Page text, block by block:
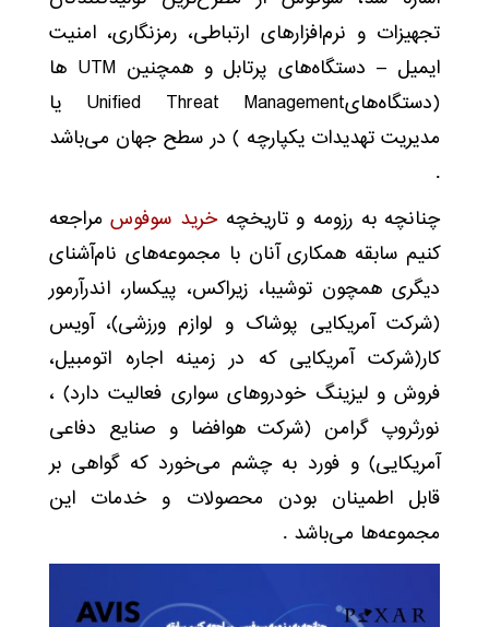
تجهیزات و نرم‌افزارهای ارتباطی، رمزنگاری، امنیت
ایمیل – دستگاه‌های پرتابل و همچنین UTM ها
(دستگاه‌هایUnified Threat Management یا
مدیریت تهدیدات یکپارچه ) در سطح جهان می‌باشد
.
چنانچه به رزومه و تاریخچهخرید سوفوسمراجعه
کنیم سابقه همکاری آنان با مجموعه‌های نام‌آشنای
دیگری همچون توشیبا، زیراکس، پیکسار، اندرآرمور
(شرکت آمریکایی پوشاک و لوازم ورزشی)، آویس
کار(شرکت آمریکایی که در زمینه اجاره اتومبیل،
فروش و لیزینگ خودروهای سواری فعالیت دارد‌) ،
نورثروپ گرامن (شرکت هوافضا و صنایع دفاعی
آمریکایی) و فورد به چشم می‌خورد که گواهی بر
قابل اطمینان بودن محصولات و خدمات این
مجموعه‌ها می‌باشد .